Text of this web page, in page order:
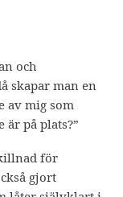
och
skapar man en
av mig som
är på plats?”
för
gjort